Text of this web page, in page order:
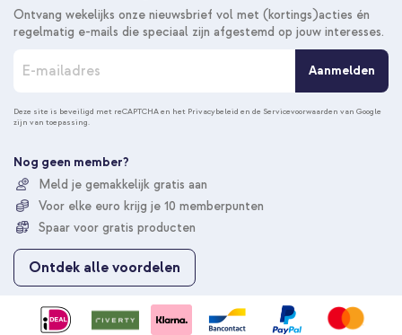
Ontvang wekelijks onze nieuwsbrief vol met (kortings)acties én
regelmatig e-mails die speciaal zijn afgestemd op jouw interesses.
n
n
e
u
o
p
z
Aanmelden
Deze site is beveiligd met reCAPTCHA en het Privacybeleid en de Servicevoorwaarden van Google
zijn van toepassing.
Nog geen member?
Meld je gemakkelijk gratis aan
Voor elke euro krijg je 10 memberpunten
Spaar voor gratis producten
Ontdek alle voordelen